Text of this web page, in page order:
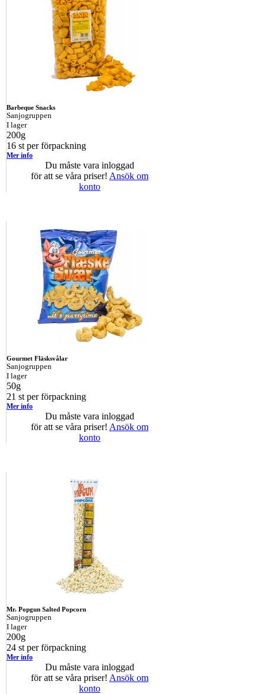
Barbeque Snacks
Sanjogruppen
I lager
200g
16 st per förpackning
Mer info
Du måste vara inloggad
för att se våra priser! Ansök om
konto
Gourmet Fläsksvålar
Sanjogruppen
I lager
50g
21 st per förpackning
Mer info
Du måste vara inloggad
för att se våra priser! Ansök om
konto
Mr. Popgun Salted Popcorn
Sanjogruppen
I lager
200g
24 st per förpackning
Mer info
Du måste vara inloggad
för att se våra priser! Ansök om
konto